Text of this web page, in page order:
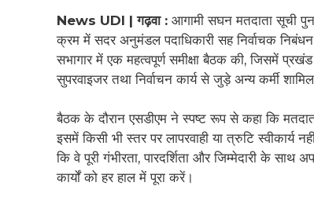
News UDI | गढ़वा : आगामी सघन मतदाता सूची
क्रम में सदर अनुमंडल पदाधिकारी सह निर्वाचक
सभागार में एक महत्वपूर्ण समीक्षा बैठक की, जिसमें
सुपरवाइजर तथा निर्वाचन कार्य से जुड़े अन्य कर्मी
बैठक के दौरान एसडीएम ने स्पष्ट रूप से कहा कि
इसमें किसी भी स्तर पर लापरवाही या त्रुटि स्वीकार्य
कि वे पूरी गंभीरता, पारदर्शिता और जिम्मेदारी के साथ
कार्यों को हर हाल में पूरा करें।